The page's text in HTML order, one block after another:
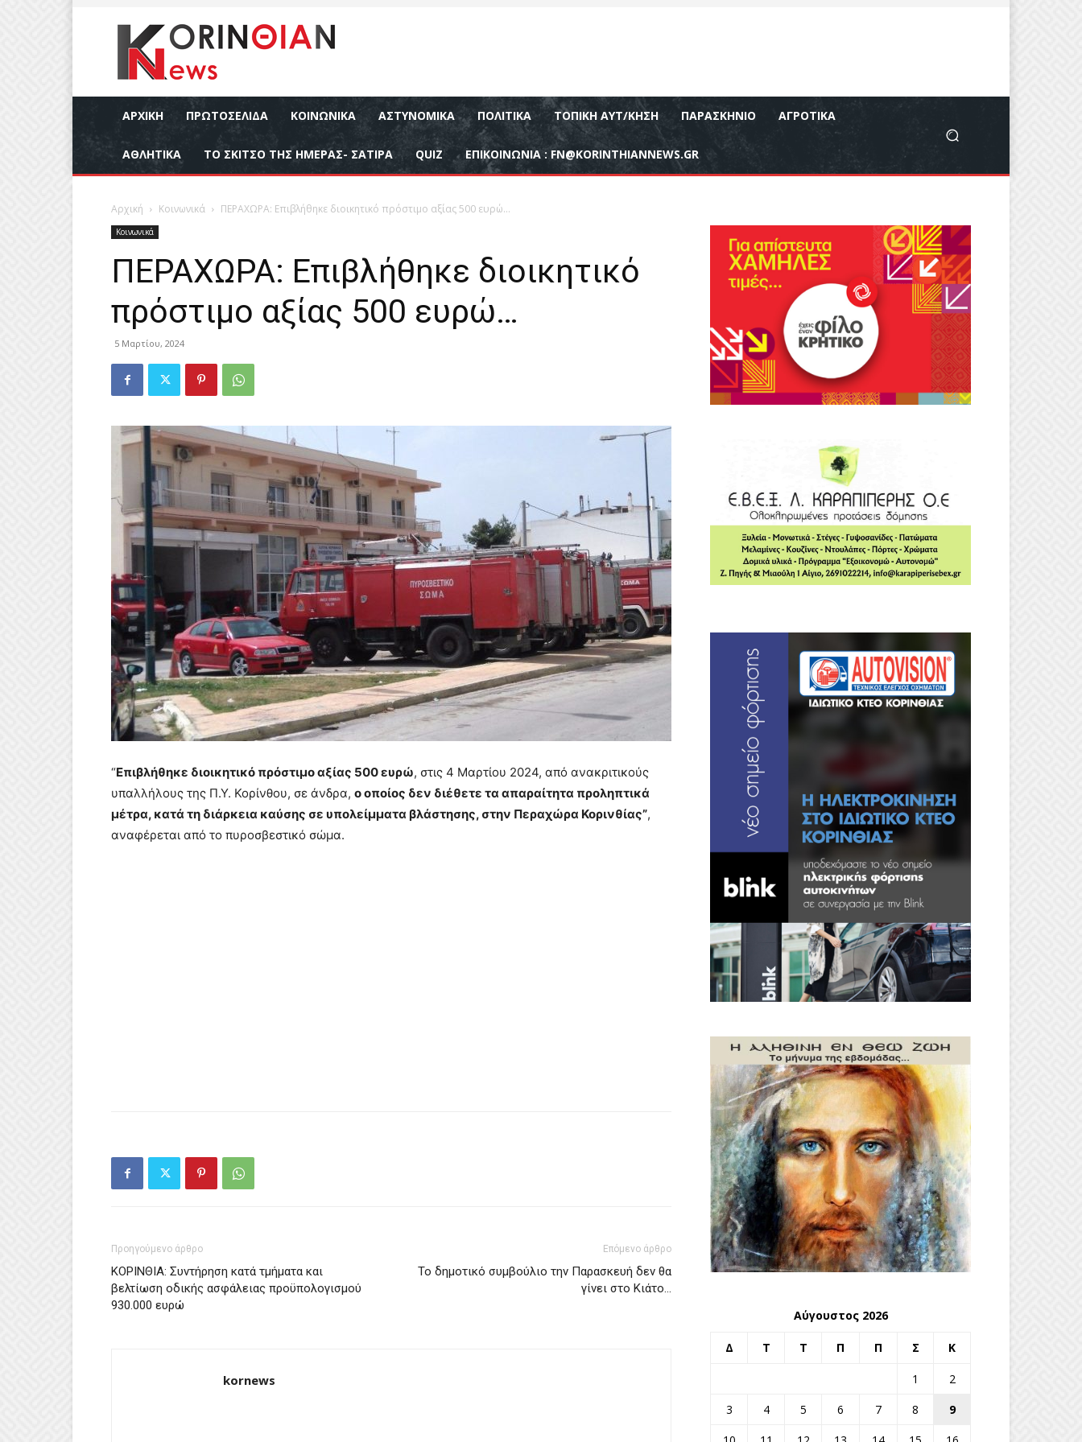
ΑΡΧΙΚΉ ΠΡΩΤΟΣΕΛΙΔΑ ΚΟΙΝΩΝΙΚΆ ΑΣΤΥΝΟΜΙΚΆ ΠΟΛΙΤΙΚΆ ΤΟΠΙΚΉ ΑΥΤ/ΚΗΣΗ ΠΑΡΑΣΚΉΝΙΟ ΑΓΡΟΤΙΚΆ
ΑΘΛΗΤΙΚΆ ΤΟ ΣΚΙΤΣΟ ΤΗΣ ΗΜΕΡΑΣ- ΣΑΤΙΡΑ QUIZ ΕΠΙΚΟΙΝΩΝΊΑ : FN@KORINTHIANNEWS.GR
Αρχική Κοινωνικά ΠΕΡΑΧΩΡΑ: Επιβλήθηκε διοικητικό πρόστιμο αξίας 500 ευρώ…
Κοινωνικά
ΠΕΡΑΧΩΡΑ: Επιβλήθηκε διοικητικό
πρόστιμο αξίας 500 ευρώ…
5 Μαρτίου, 2024
“Επιβλήθηκε διοικητικό πρόστιμο αξίας 500 ευρώ, στις 4 Μαρτίου 2024, από ανακριτικούς
υπαλλήλους της Π.Υ. Κορίνθου, σε άνδρα, ο οποίος δεν διέθετε τα απαραίτητα προληπτικά
μέτρα, κατά τη διάρκεια καύσης σε υπολείμματα βλάστησης, στην Περαχώρα Κορινθίας”,
αναφέρεται από το πυροσβεστικό σώμα.
Προηγούμενο άρθρο
ΚΟΡΙΝΘΙΑ: Συντήρηση κατά τμήματα και
βελτίωση οδικής ασφάλειας προϋπολογισμού
930.000 ευρώ
Επόμενο άρθρο
Το δημοτικό συμβούλιο την Παρασκευή δεν θα
γίνει στο Κιάτο…
kornews
Αύγουστος 2026
Δ Τ Τ Π Π Σ Κ
1
2
3
4 5 6 7 8
9